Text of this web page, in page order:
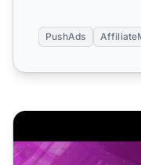
PushAds
Achat de publicités